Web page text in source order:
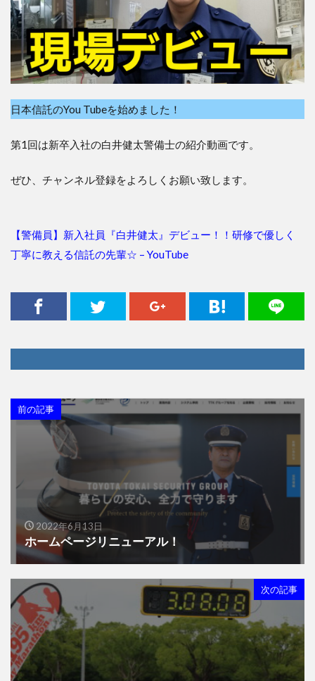
日本信託のYou Tubeを始めました！
第1回は新卒入社の白井健太警備士の紹介動画です。
ぜひ、チャンネル登録をよろしくお願い致します。
【警備員】新入社員『白井健太』デビュー！！研修で優しく
丁寧に教える信託の先輩☆ – YouTube
前の記事
2022年6月13日
ホームページリニューアル！
次の記事